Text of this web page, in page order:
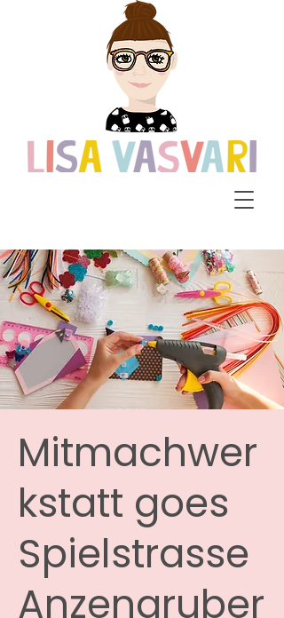
Mitmachwer
kstatt goes
Spielstrasse
Anzengruber